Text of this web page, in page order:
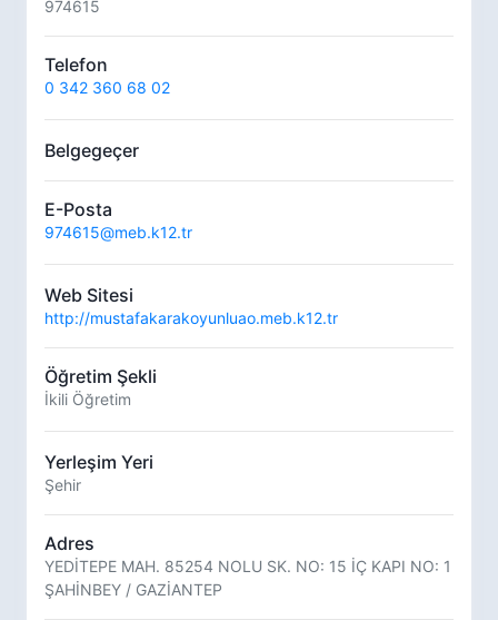
974615
Telefon
0 342 360 68 02
Belgegeçer
E-Posta
974615@meb.k12.tr
Web Sitesi
http://mustafakarakoyunluao.meb.k12.tr
Öğretim Şekli
İkili Öğretim
Yerleşim Yeri
Şehir
Adres
YEDİTEPE MAH. 85254 NOLU SK. NO: 15 İÇ KAPI NO: 1
ŞAHİNBEY / GAZİANTEP